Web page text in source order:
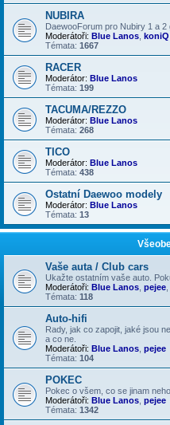
NUBIRA
DaewooForum pro Nubiry 1 a 2
Moderátoři: Blue Lanos koniQ
Témata: 1667
RACER
Moderátor: Blue Lanos
Témata: 199
TACUMA/REZZO
Moderátor: Blue Lanos
Témata: 268
TICO
Moderátor: Blue Lanos
Témata: 438
Ostatní Daewoo modely
Moderátor: Blue Lanos
Témata: 13
Vaše auta / Club cars
Ukažte ostatním vaše auto.
Moderátoři: Blue Lanos pejee
Témata: 118
Auto-hifi
Rady, jak co zapojit, jaké jsou
a co ne.
Moderátoři: Blue Lanos pejee
Témata: 104
POKEC
Pokec o všem, co se jinam
Moderátoři: Blue Lanos pejee
Témata: 1342